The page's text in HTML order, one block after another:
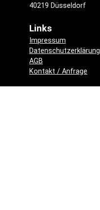
40219 Düsseldorf
Links
Impressum
Datenschutzerklärung
AGB
Kontakt / Anfrage